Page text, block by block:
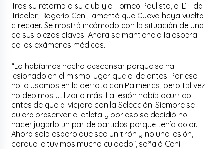
Tras su retorno a su club y el Torneo Paulista, el DT del
Tricolor, Rogerio Ceni, lamentó que Cueva haya vuelto
a recaer. Se mostró incómodo con la situación de una
de sus piezas claves. Ahora se mantiene a la espera
de los exámenes médicos.
“Lo habíamos hecho descansar porque se ha
lesionado en el mismo lugar que el de antes. Por eso
no lo usamos en la derrota con Palmeiras, pero tal vez
no debimos utilizarlo más. La lesión había ocurrido
antes de que el viajara con la Selección. Siempre se
quiere preservar al atleta y por eso se decidió no
hacer jugarlo un par de partidos porque tenía dolor.
Ahora solo espero que sea un tirón y no una lesión,
porque le tuvimos mucho cuidado”, señaló Ceni.